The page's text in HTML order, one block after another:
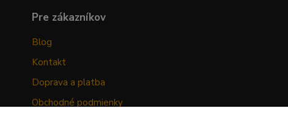
Pre zákazníkov
Blog
Kontakt
Doprava a platba
Obchodné podmienky